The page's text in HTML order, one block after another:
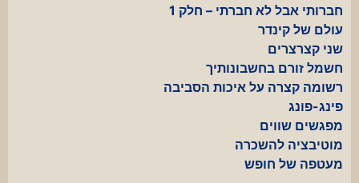
חברותי אבל לא חברתי – חלק 1
עולם של קינדר
שני קצרצרים
חשמל זורם בחשבונותיך
רשומה קצרה על איכות הסביבה
פינג-פונג
מפגשים שווים
מוטיבציה להשכרה
מעטפה של חופש